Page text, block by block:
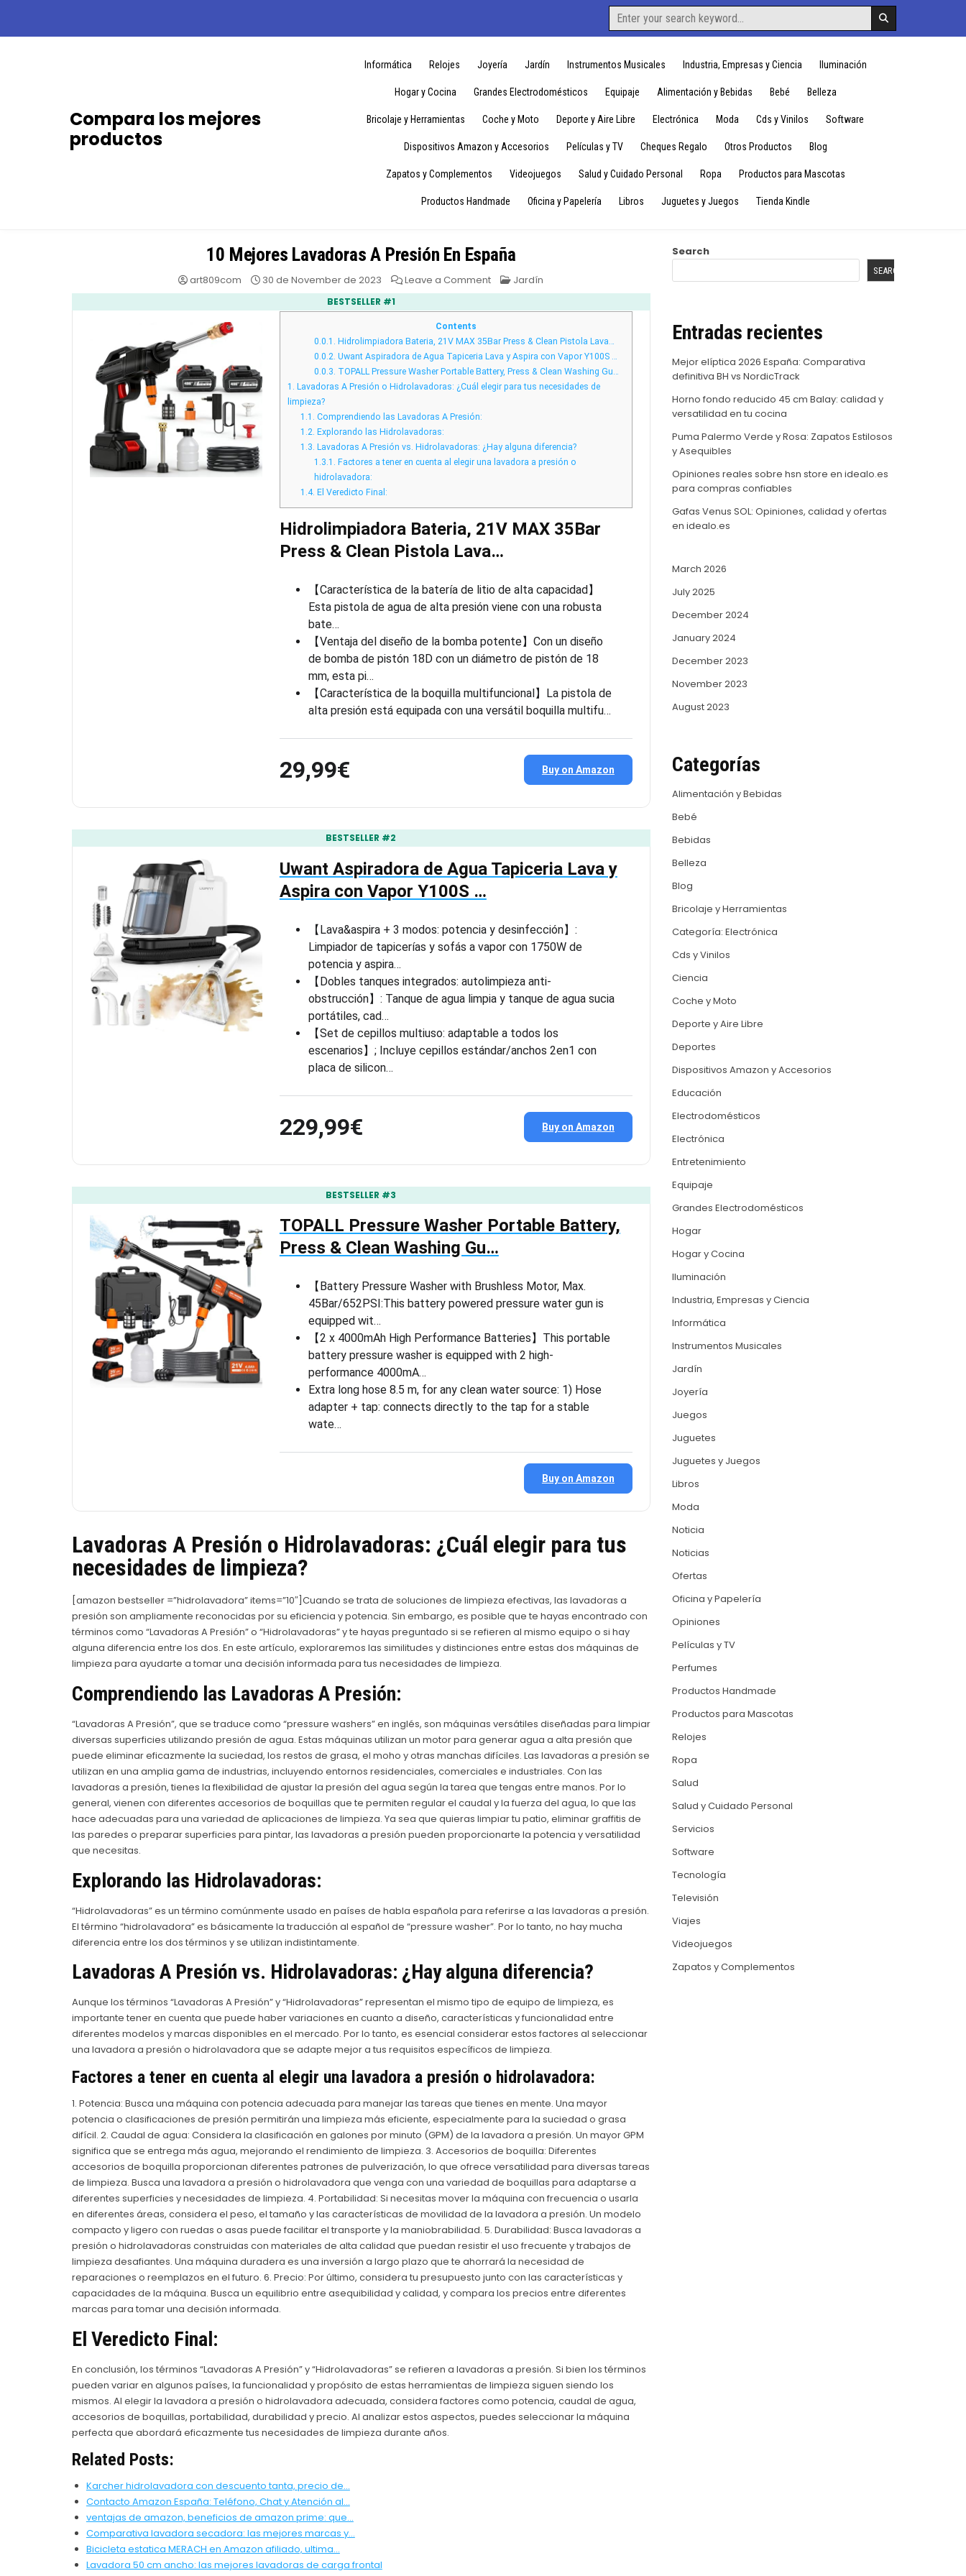
content
Search
for:
Compara los mejores
productos
Informática Relojes Joyería Jardín Instrumentos Musicales Industria, Empresas y Ciencia Iluminación
Hogar y Cocina Grandes Electrodomésticos Equipaje Alimentación y Bebidas Bebé Belleza
Bricolaje y Herramientas Coche y Moto Deporte y Aire Libre Electrónica Moda Cds y Vinilos Software
Dispositivos Amazon y Accesorios Películas y TV Cheques Regalo Otros Productos Blog
Zapatos y Complementos Videojuegos Salud y Cuidado Personal Ropa Productos para Mascotas
Productos Handmade Oficina y Papelería Libros Juguetes y Juegos Tienda Kindle
10 Mejores Lavadoras A Presión En España
art809com 30 de November de 2023 Leave a Commenton
Mejores
Lavadoras
A
En
España
Posted
Jardín
BESTSELLER #1
Contents
0.0.1. Hidrolimpiadora Bateria, 21V MAX 35Bar Press & Clean Pistola Lava…
0.0.2. Uwant Aspiradora de Agua Tapiceria Lava y Aspira con Vapor Y100S …
0.0.3. TOPALL Pressure Washer Portable Battery, Press & Clean Washing Gu…
1. Lavadoras A Presión o Hidrolavadoras: ¿Cuál elegir para tus necesidades de
limpieza?
1.1. Comprendiendo las Lavadoras A Presión:
1.2. Explorando las Hidrolavadoras:
1.3. Lavadoras A Presión vs. Hidrolavadoras: ¿Hay alguna diferencia?
1.3.1. Factores a tener en cuenta al elegir una lavadora a presión o
hidrolavadora:
1.4. El Veredicto Final:
Hidrolimpiadora Bateria, 21V MAX 35Bar
Press & Clean Pistola Lava…
【Característica de la batería de litio de alta capacidad】
Esta pistola de agua de alta presión viene con una robusta
bate…
【Ventaja del diseño de la bomba potente】Con un diseño
de bomba de pistón 18D con un diámetro de pistón de 18
mm, esta pi…
【Característica de la boquilla multifuncional】La pistola de
alta presión está equipada con una versátil boquilla multifu…
29,99€ Buy on Amazon
BESTSELLER #2
Uwant Aspiradora de Agua Tapiceria Lava y
Aspira con Vapor Y100S …
【Lava&aspira + 3 modos: potencia y desinfección】:
Limpiador de tapicerías y sofás a vapor con 1750W de
potencia y aspira…
【Dobles tanques integrados: autolimpieza anti-
obstrucción】: Tanque de agua limpia y tanque de agua sucia
portátiles, cad…
【Set de cepillos multiuso: adaptable a todos los
escenarios】; Incluye cepillos estándar/anchos 2en1 con
placa de silicon…
229,99€ Buy on Amazon
BESTSELLER #3
TOPALL Pressure Washer Portable Battery,
Press & Clean Washing Gu…
【Battery Pressure Washer with Brushless Motor, Max.
45Bar/652PSI:This battery powered pressure water gun is
equipped wit…
【2 x 4000mAh High Performance Batteries】This portable
battery pressure washer is equipped with 2 high-
performance 4000mA…
Extra long hose 8.5 m, for any clean water source: 1) Hose
adapter + tap: connects directly to the tap for a stable
wate…
Buy on Amazon
Lavadoras A Presión o Hidrolavadoras: ¿Cuál elegir para tus
necesidades de limpieza?
[amazon bestseller =”hidrolavadora” items=”10″]Cuando se trata de soluciones de limpieza efectivas, las lavadoras a
presión son ampliamente reconocidas por su eficiencia y potencia. Sin embargo, es posible que te hayas encontrado con
términos como “Lavadoras A Presión” o “Hidrolavadoras” y te hayas preguntado si se refieren al mismo equipo o si hay
alguna diferencia entre los dos. En este artículo, exploraremos las similitudes y distinciones entre estas dos máquinas de
limpieza para ayudarte a tomar una decisión informada para tus necesidades de limpieza.
Comprendiendo las Lavadoras A Presión:
“Lavadoras A Presión”, que se traduce como “pressure washers” en inglés, son máquinas versátiles diseñadas para limpiar
diversas superficies utilizando presión de agua. Estas máquinas utilizan un motor para generar agua a alta presión que
puede eliminar eficazmente la suciedad, los restos de grasa, el moho y otras manchas difíciles. Las lavadoras a presión se
utilizan en una amplia gama de industrias, incluyendo entornos residenciales, comerciales e industriales. Con las
lavadoras a presión, tienes la flexibilidad de ajustar la presión del agua según la tarea que tengas entre manos. Por lo
general, vienen con diferentes accesorios de boquillas que te permiten regular el caudal y la fuerza del agua, lo que las
hace adecuadas para una variedad de aplicaciones de limpieza. Ya sea que quieras limpiar tu patio, eliminar graffitis de
las paredes o preparar superficies para pintar, las lavadoras a presión pueden proporcionarte la potencia y versatilidad
que necesitas.
Explorando las Hidrolavadoras:
“Hidrolavadoras” es un término comúnmente usado en países de habla española para referirse a las lavadoras a presión.
El término “hidrolavadora” es básicamente la traducción al español de “pressure washer”. Por lo tanto, no hay mucha
diferencia entre los dos términos y se utilizan indistintamente.
Lavadoras A Presión vs. Hidrolavadoras: ¿Hay alguna diferencia?
Aunque los términos “Lavadoras A Presión” y “Hidrolavadoras” representan el mismo tipo de equipo de limpieza, es
importante tener en cuenta que puede haber variaciones en cuanto a diseño, características y funcionalidad entre
diferentes modelos y marcas disponibles en el mercado. Por lo tanto, es esencial considerar estos factores al seleccionar
una lavadora a presión o hidrolavadora que se adapte mejor a tus requisitos específicos de limpieza.
Factores a tener en cuenta al elegir una lavadora a presión o hidrolavadora:
1. Potencia: Busca una máquina con potencia adecuada para manejar las tareas que tienes en mente. Una mayor
potencia o clasificaciones de presión permitirán una limpieza más eficiente, especialmente para la suciedad o grasa
difícil. 2. Caudal de agua: Considera la clasificación en galones por minuto (GPM) de la lavadora a presión. Un mayor GPM
significa que se entrega más agua, mejorando el rendimiento de limpieza. 3. Accesorios de boquilla: Diferentes
accesorios de boquilla proporcionan diferentes patrones de pulverización, lo que ofrece versatilidad para diversas tareas
de limpieza. Busca una lavadora a presión o hidrolavadora que venga con una variedad de boquillas para adaptarse a
diferentes superficies y necesidades de limpieza. 4. Portabilidad: Si necesitas mover la máquina con frecuencia o usarla
en diferentes áreas, considera el peso, el tamaño y las características de movilidad de la lavadora a presión. Un modelo
compacto y ligero con ruedas o asas puede facilitar el transporte y la maniobrabilidad. 5. Durabilidad: Busca lavadoras a
presión o hidrolavadoras construidas con materiales de alta calidad que puedan resistir el uso frecuente y trabajos de
limpieza desafiantes. Una máquina duradera es una inversión a largo plazo que te ahorrará la necesidad de
reparaciones o reemplazos en el futuro. 6. Precio: Por último, considera tu presupuesto junto con las características y
capacidades de la máquina. Busca un equilibrio entre asequibilidad y calidad, y compara los precios entre diferentes
marcas para tomar una decisión informada.
El Veredicto Final:
En conclusión, los términos “Lavadoras A Presión” y “Hidrolavadoras” se refieren a lavadoras a presión. Si bien los términos
pueden variar en algunos países, la funcionalidad y propósito de estas herramientas de limpieza siguen siendo los
mismos. Al elegir la lavadora a presión o hidrolavadora adecuada, considera factores como potencia, caudal de agua,
accesorios de boquillas, portabilidad, durabilidad y precio. Al analizar estos aspectos, puedes seleccionar la máquina
perfecta que abordará eficazmente tus necesidades de limpieza durante años.
Related Posts:
Karcher hidrolavadora con descuento tanta, precio de…
Contacto Amazon España: Teléfono, Chat y Atención al…
ventajas de amazon, beneficios de amazon prime: que…
Comparativa lavadora secadora: las mejores marcas y…
Bicicleta estatica MERACH en Amazon afiliado, ultima…
Lavadora 50 cm ancho: las mejores lavadoras de carga frontal
Search
SEARCH
Entradas recientes
Mejor elíptica 2026 España: Comparativa
definitiva BH vs NordicTrack
Horno fondo reducido 45 cm Balay: calidad y
versatilidad en tu cocina
Puma Palermo Verde y Rosa: Zapatos Estilosos
y Asequibles
Opiniones reales sobre hsn store en idealo.es
para compras confiables
Gafas Venus SOL: Opiniones, calidad y ofertas
en idealo.es
March 2026
July 2025
December 2024
January 2024
December 2023
November 2023
August 2023
Categorías
Alimentación y Bebidas
Bebé
Bebidas
Belleza
Blog
Bricolaje y Herramientas
Categoría: Electrónica
Cds y Vinilos
Ciencia
Coche y Moto
Deporte y Aire Libre
Deportes
Dispositivos Amazon y Accesorios
Educación
Electrodomésticos
Electrónica
Entretenimiento
Equipaje
Grandes Electrodomésticos
Hogar
Hogar y Cocina
Iluminación
Industria, Empresas y Ciencia
Informática
Instrumentos Musicales
Jardín
Joyería
Juegos
Juguetes
Juguetes y Juegos
Libros
Moda
Noticia
Noticias
Ofertas
Oficina y Papelería
Opiniones
Películas y TV
Perfumes
Productos Handmade
Productos para Mascotas
Relojes
Ropa
Salud
Salud y Cuidado Personal
Servicios
Software
Tecnología
Televisión
Viajes
Videojuegos
Zapatos y Complementos